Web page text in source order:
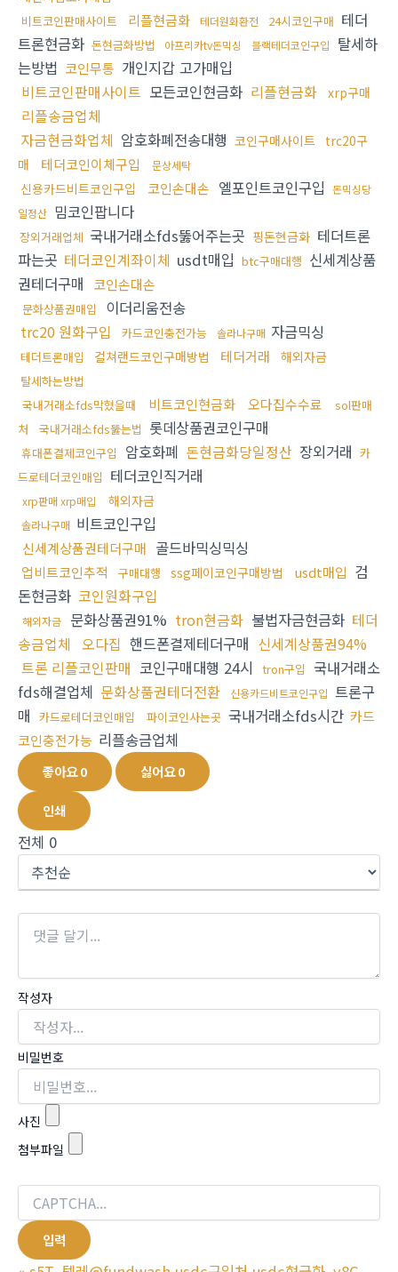
비트코인판매사이트 리플현금화 테더원화환전 24시코인구매 테더
트론현금화 돈현금화방법 아프리카tv돈믹싱 블랙테더코인구입
탈세하
는방법 코인무통 개인지갑 고가매입
비트코인판매사이트 모든코인현금화 리플현금화 xrp구매
리플송금업체
자금현금화업체 암호화폐전송대행 코인구매사이트 trc20구
매
테더코인이체구입 문상세탁
신용카드비트코인구입 코인손대손 엘포인트코인구입 돈믹싱당
일정산 밈코인팝니다
장외거래업체 국내거래소fds뚫어주는곳 핑돈현금화 테더트론
파는곳 테더코인계좌이체 usdt매입 btc구매대행 신세계상품
권테더구매
코인손대손
문화상품권매입
이더리움전송
trc20 원화구입
카드코인충전가능 솔라나구매 자금믹싱
테더트론매입 컬쳐랜드코인구매방법 테더거래 해외자금
탈세하는방법
국내거래소fds막혔을때
비트코인현금화 오다집수수료
sol판매
처
국내거래소fds뚫는법 롯데상품권코인구매
휴대폰결제코인구입 암호화폐 돈현금화당일정산 장외거래 카
드로테더코인매입 테더코인직거래
xrp판매 xrp매입 해외자금
솔라나구매 비트코인구입
신세계상품권테더구매 골드바믹싱믹싱
업비트코인추적 구매대행 ssg페이코인구매방법 usdt매입 검
돈현금화 코인원화구입
해외자금 문화상품권91% tron현금화 불법자금현금화 테더
송금업체
오다집 핸드폰결제테더구매 신세계상품권94%
트론 리플코인판매 코인구매대행 24시 tron구입
국내거래소
fds해결업체 문화상품권테더전환 신용카드비트코인구입 트론구
매 카드로테더코인매입 파이코인사는곳 국내거래소fds시간 카드
코인충전가능 리플송금업체
좋아요0 싫어요0
인쇄
전체 0
작성자
비밀번호
사진
첨부파일